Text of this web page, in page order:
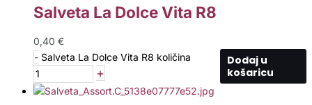
Salveta La Dolce Vita R8
0,40 €
- Salveta La Dolce Vita R8 količina
+
Dodaj u
košaricu